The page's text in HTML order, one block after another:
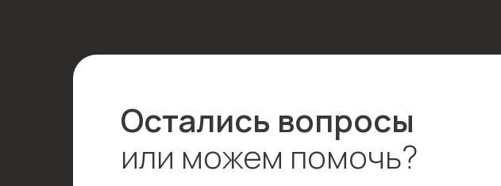
Остались вопросы
или можем помочь?